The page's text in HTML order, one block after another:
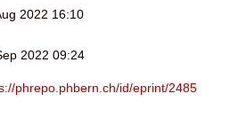
2022 16:10
2022 09:24
phrepo.phbern.ch/id/eprint/2485